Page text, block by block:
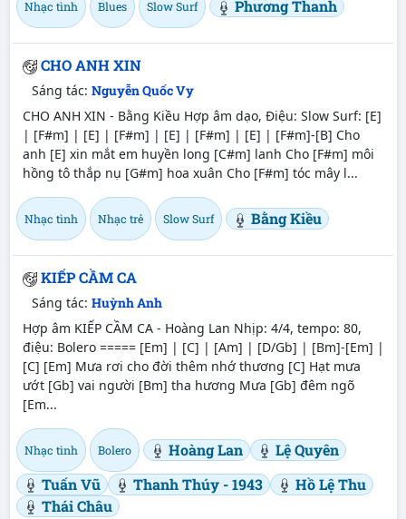
Nhạc tình Blues Slow Surf Phương Thanh
CHO ANH XIN
Sáng tác: Nguyễn Quốc Vy
CHO ANH XIN - Bằng Kiều Hợp âm dạo, Điệu: Slow Surf: [E]
| [F#m] | [E] | [F#m] | [E] | [F#m] | [E] | [F#m]-[B] Cho
anh [E] xin mắt em huyền long [C#m] lanh Cho [F#m] môi
hồng tô thắp nụ [G#m] hoa xuân Cho [F#m] tóc mây l...
Nhạc tình Nhạc trẻ Slow Surf Bằng Kiều
KIẾP CẦM CA
Sáng tác: Huỳnh Anh
Hợp âm KIẾP CẦM CA - Hoàng Lan Nhịp: 4/4, tempo: 80,
điệu: Bolero ===== [Em] | [C] | [Am] | [D/Gb] | [Bm]-[Em] |
[C] [Em] Mưa rơi cho đời thêm nhớ thương [C] Hạt mưa
ướt [Gb] vai người [Bm] tha hương Mưa [Gb] đêm ngõ
[Em...
Nhạc tình Bolero Hoàng Lan
Lệ Quyên
Tuấn Vũ
Thanh Thúy - 1943
Hồ Lệ Thu
Thái Châu